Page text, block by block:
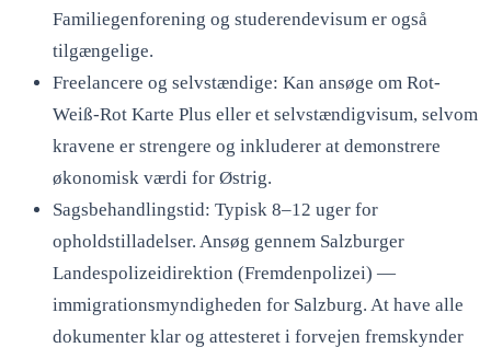
Familiegenforening og studerendevisum er også
tilgængelige.
Freelancere og selvstændige: Kan ansøge om Rot-
Weiß-Rot Karte Plus eller et selvstændigvisum, selvom
kravene er strengere og inkluderer at demonstrere
økonomisk værdi for Østrig.
Sagsbehandlingstid: Typisk 8–12 uger for
opholdstilladelser. Ansøg gennem Salzburger
Landespolizeidirektion (Fremdenpolizei) —
immigrationsmyndigheden for Salzburg. At have alle
dokumenter klar og attesteret i forvejen fremskynder